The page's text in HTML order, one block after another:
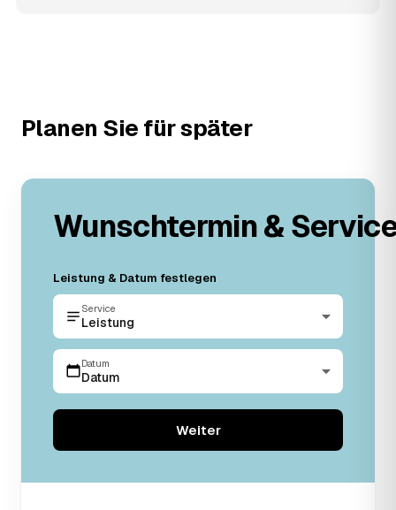
Planen Sie für später
Wunschtermin &
Leistung & Datum festlegen
Service
Leistung
Datum
Datum
Weiter